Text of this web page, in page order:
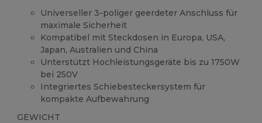
Universeller 3-poliger geerdeter Anschluss für
maximale Sicherheit
Kompatibel mit Steckdosen in Europa, USA,
Japan, Australien und China
Unterstützt Hochleistungsgeräte bis zu 1750W
bei 250V
Integriertes Schiebesteckersystem für
kompakte Aufbewahrung
GEWICHT